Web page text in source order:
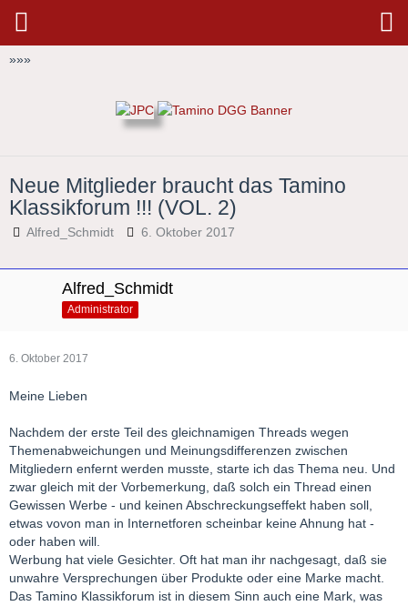
»»»
Neue Mitglieder braucht das Tamino
Klassikforum !!! (VOL. 2)
Alfred_Schmidt 6. Oktober 2017
Alfred_Schmidt
Administrator
6. Oktober 2017
Meine Lieben
Nachdem der erste Teil des gleichnamigen Threads wegen
Themenabweichungen und Meinungsdifferenzen zwischen
Mitgliedern enfernt werden musste, starte ich das Thema neu. Und
zwar gleich mit der Vorbemerkung, daß solch ein Thread einen
Gewissen Werbe - und keinen Abschreckungseffekt haben soll,
etwas vovon man in Internetforen scheinbar keine Ahnung hat -
oder haben will.
Werbung hat viele Gesichter. Oft hat man ihr nachgesagt, daß sie
unwahre Versprechungen über Produkte oder eine Marke macht.
Das Tamino Klassikforum ist in diesem Sinn auch eine Mark, was